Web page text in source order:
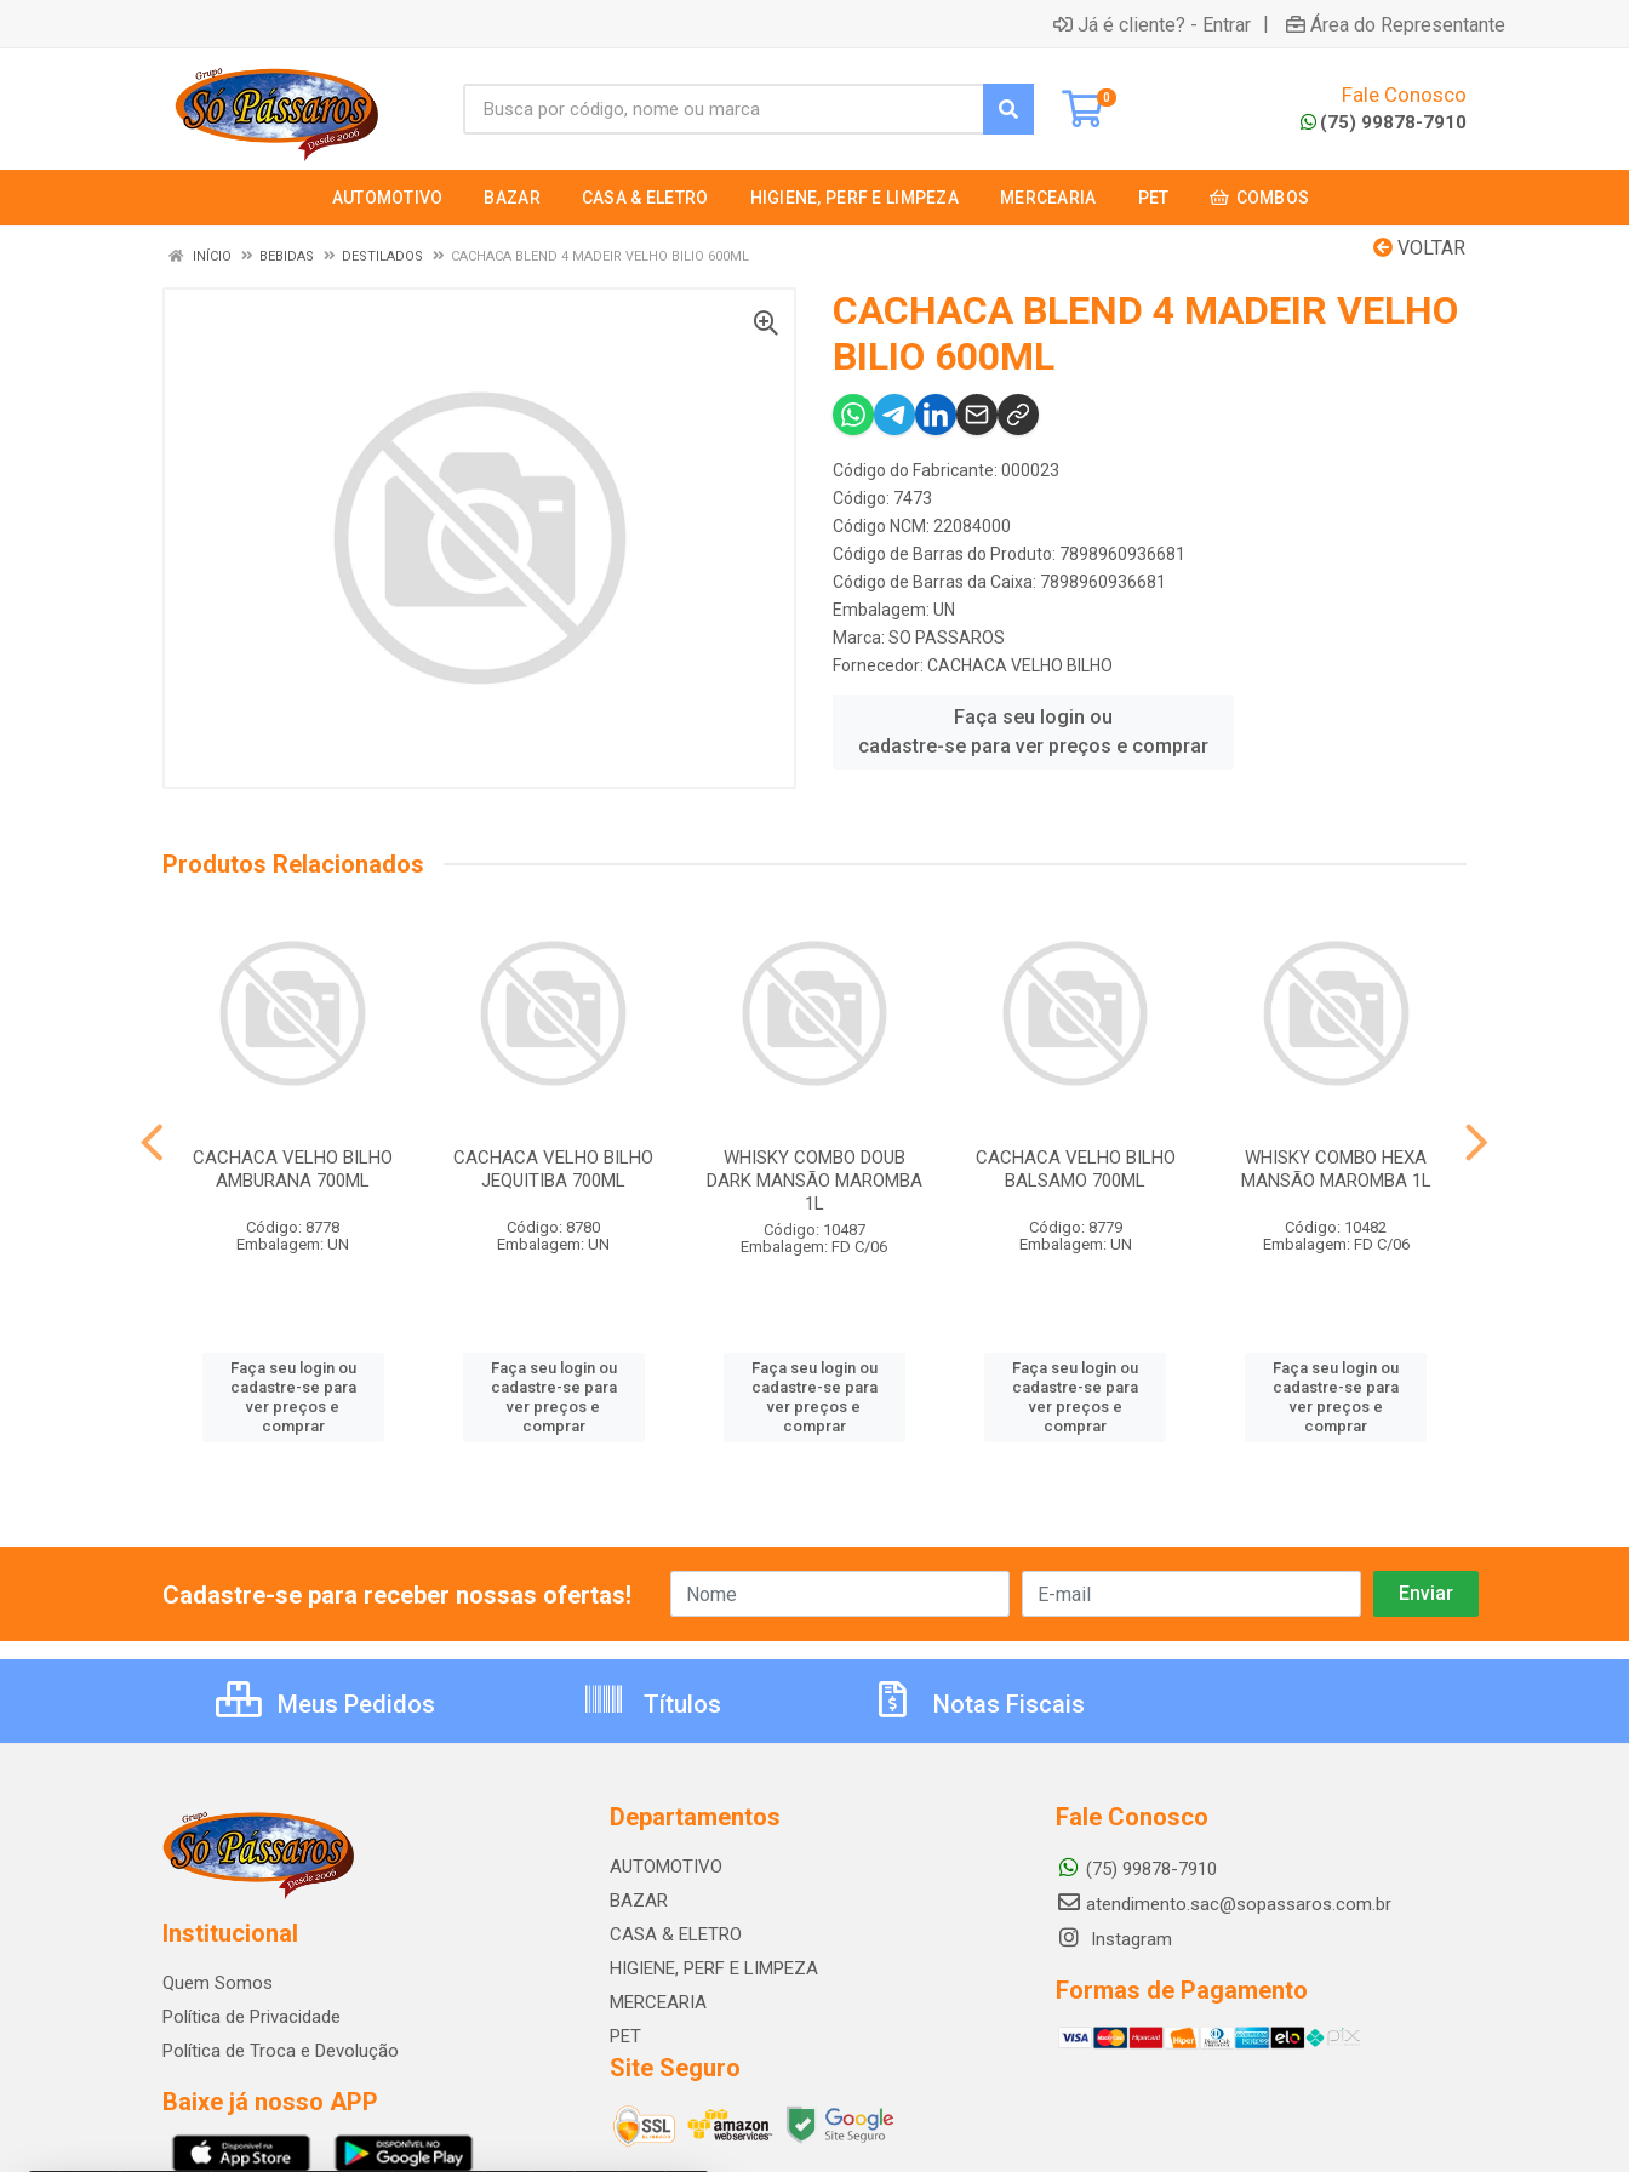
Já é cliente? - Entrar | Área do Representante
0 Fale Conosco
(75) 99878-7910
AUTOMOTIVO BAZAR CASA & ELETRO HIGIENE, PERF E LIMPEZA MERCEARIA PET COMBOS
VOLTAR
INÍCIO BEBIDAS DESTILADOS CACHACA BLEND 4 MADEIR VELHO BILIO 600ML
CACHACA BLEND 4 MADEIR VELHO
BILIO 600ML
Código do Fabricante: 000023
Código: 7473
Código NCM: 22084000
Código de Barras do Produto: 7898960936681
Código de Barras da Caixa: 7898960936681
Embalagem: UN
Marca: SO PASSAROS
Fornecedor: CACHACA VELHO BILHO
Faça seu login ou
cadastre-se para ver preços e comprar
Produtos Relacionados
CACHACA VELHO BILHO
AMBURANA 700ML
Código: 8778
Embalagem: UN
Faça seu login ou
cadastre-se para
ver preços e
comprar
CACHACA VELHO BILHO
JEQUITIBA 700ML
Código: 8780
Embalagem: UN
Faça seu login ou
cadastre-se para
ver preços e
comprar
WHISKY COMBO DOUB
DARK MANSÃO MAROMBA
1L
Código: 10487
Embalagem: FD C/06
Faça seu login ou
cadastre-se para
ver preços e
comprar
CACHACA VELHO BILHO
BALSAMO 700ML
Código: 8779
Embalagem: UN
Faça seu login ou
cadastre-se para
ver preços e
comprar
WHISKY COMBO HEXA
MANSÃO MAROMBA 1L
Código: 10482
Embalagem: FD C/06
Faça seu login ou
cadastre-se para
ver preços e
comprar
Cadastre-se para receber nossas ofertas!
Meus Pedidos Títulos Notas Fiscais
Institucional
Quem Somos
Política de Privacidade
Política de Troca e Devolução
Baixe já nosso APP
Departamentos
AUTOMOTIVO
BAZAR
CASA & ELETRO
HIGIENE, PERF E LIMPEZA
MERCEARIA
PET
Site Seguro
Fale Conosco
(75) 99878-7910
atendimento.sac@sopassaros.com.br
Instagram
Formas de Pagamento